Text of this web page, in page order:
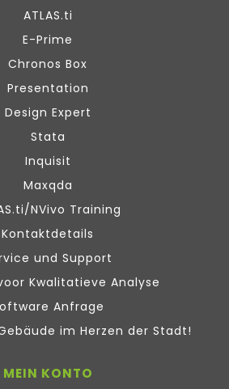
ATLAS.ti
E-Prime
Chronos Box
Presentation
Design Expert
Stata
Inquisit
Maxqda
NVivo Training
Kontaktdetails
und Support
Kwalitatieve Analyse
Anfrage
im Herzen der Stadt!
MEIN KONTO